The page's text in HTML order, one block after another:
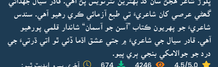
گھڻي عرصي کان شاعريءَ تي طبع آزمائي ڪري رهيو آهي. سندس
شاعريءَ جو پهريون ڪتاب ”آسن جو آسمان“ شاندار قلمي پورهيو
آهي. قادر سيال جي شاعريءَ ۾ جتي عشق اڌما ڏئي ٿو اتي ڌرتيءَ جي
درد جو جوالامکي بنجي ٻري پيو.
4.5/5.0
4246
674 آخري ڀيرو اپڊيٽ ٿيو: